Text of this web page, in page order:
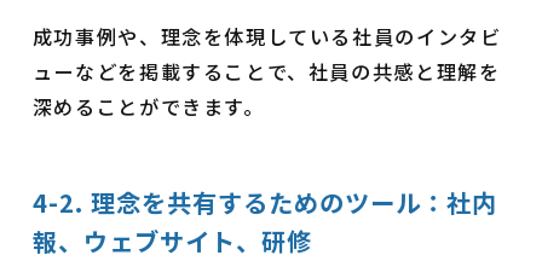
成功事例や、理念を体現している社員のインタビ
ューなどを掲載することで、社員の共感と理解を
深めることができます。
4-2. 理念を共有するためのツール：社内
報、ウェブサイト、研修